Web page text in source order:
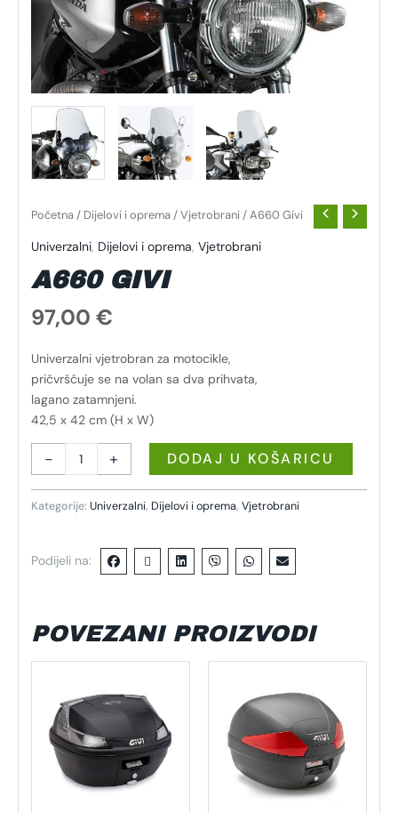
Početna / Dijelovi i oprema /Vjetrobrani / A660 Givi
Univerzalni, Dijelovi i oprema, Vjetrobrani
A660 GIVI
97,00 €
Univerzalni vjetrobran za motocikle,
pričvršćuje se na volan sa dva prihvata,
lagano zatamnjeni.
42,5 x 42 cm (H x W)
- + DODAJ U KOŠARICU
Kategorije: Univerzalni, Dijelovi i oprema, Vjetrobrani
Podijeli na:
POVEZANI PROIZVODI